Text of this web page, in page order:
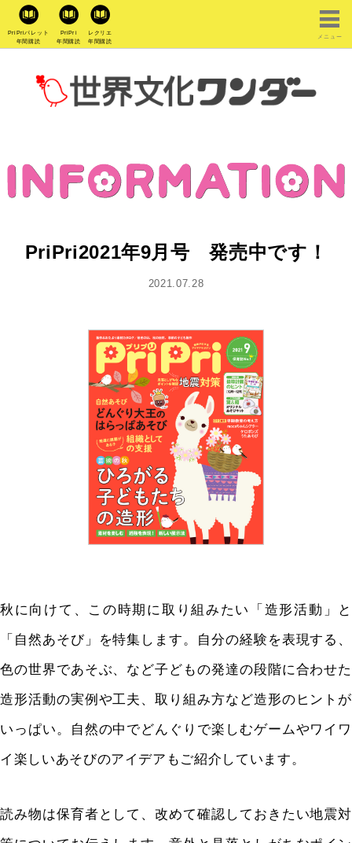
PriPriパレット
年間購読
PriPri
年間購読
レクリエ
年間購読
メニュー
PriPri2021年9月号 発売中です！
2021.07.28
秋に向けて、この時期に取り組みたい「造形活動」と
「自然あそび」を特集します。自分の経験を表現する、
色の世界であそぶ、など子どもの発達の段階に合わせた
造形活動の実例や工夫、取り組み方など造形のヒントが
いっぱい。自然の中でどんぐりで楽しむゲームやワイワ
イ楽しいあそびのアイデアもご紹介しています。
読み物は保育者として、改めて確認しておきたい地震対